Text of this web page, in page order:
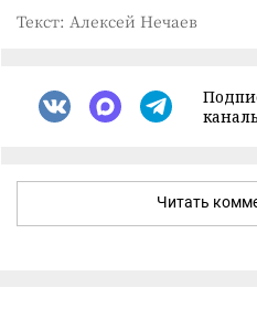
Текст: Алексей Нечаев
Читать